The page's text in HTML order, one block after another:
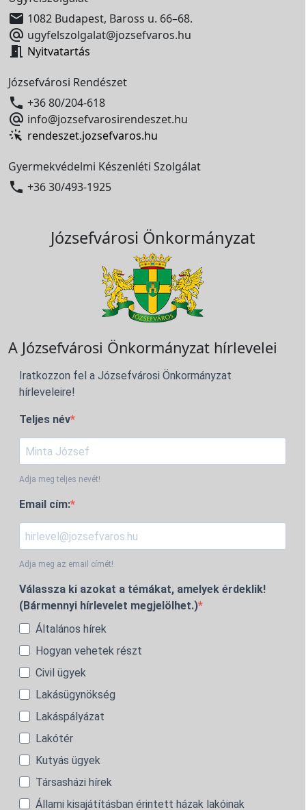
 1082 Budapest, Baross u. 66–68.
 ugyfelszolgalat@jozsefvaros.hu
 Nyitvatartás
Józsefvárosi Rendészet
 +36 80/204-618
 info@jozsefvarosirendeszet.hu
rendeszet.jozsefvaros.hu
Gyermekvédelmi Készenléti Szolgálat
 +36 30/493-1925
Józsefvárosi Önkormányzat
A Józsefvárosi Önkormányzat hírlevelei
Iratkozzon fel a Józsefvárosi Önkormányzat
hírleveleire!
Teljes név
Adja meg teljes nevét!
Email cím:
Adja meg az email címét!
Válassza ki azokat a témákat, amelyek érdeklik!
(Bármennyi hírlevelet megjelölhet.)
Általános hírek
Hogyan vehetek részt
Civil ügyek
Lakásügynökség
Lakáspályázat
Lakótér
Kutyás ügyek
Társasházi hírek
Állami kisajátításban érintett házak lakóinak